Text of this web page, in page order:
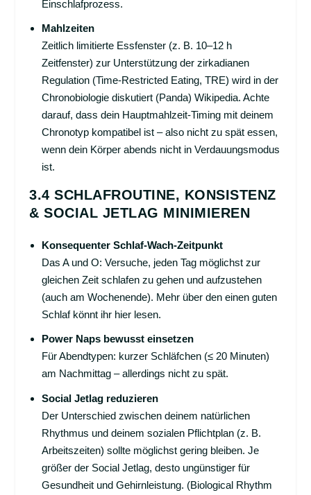
Einschlafprozess.
Mahlzeiten
Zeitlich limitierte Essfenster (z. B. 10–12 h
Zeitfenster) zur Unterstützung der zirkadianen
Regulation (Time-Restricted Eating, TRE) wird in der
Chronobiologie diskutiert (Panda) Wikipedia. Achte
darauf, dass dein Hauptmahlzeit-Timing mit deinem
Chronotyp kompatibel ist – also nicht zu spät essen,
wenn dein Körper abends nicht in Verdauungsmodus
ist.
3.4 SCHLAFROUTINE, KONSISTENZ
& SOCIAL JETLAG MINIMIEREN
Konsequenter Schlaf-Wach-Zeitpunkt
Das A und O: Versuche, jeden Tag möglichst zur
gleichen Zeit schlafen zu gehen und aufzustehen
(auch am Wochenende). Mehr über den einen guten
Schlaf könnt ihr hier lesen.
Power Naps bewusst einsetzen
Für Abendtypen: kurzer Schläfchen (≤ 20 Minuten)
am Nachmittag – allerdings nicht zu spät.
Social Jetlag reduzieren
Der Unterschied zwischen deinem natürlichen
Rhythmus und deinem sozialen Pflichtplan (z. B.
Arbeitszeiten) sollte möglichst gering bleiben. Je
größer der Social Jetlag, desto ungünstiger für
Gesundheit und Gehirnleistung. (Biological Rhythm